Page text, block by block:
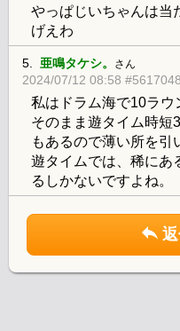
やっぱじいちゃんは当
げえわ
5. 亜鳴タケシ。 さん
2024/07/12 08:58 #5617048
私はドラム海で10ラウ
そのまま遊タイム時短
もあるので薄い所を引
遊タイムでは、稀にあ
るしかないですよね。